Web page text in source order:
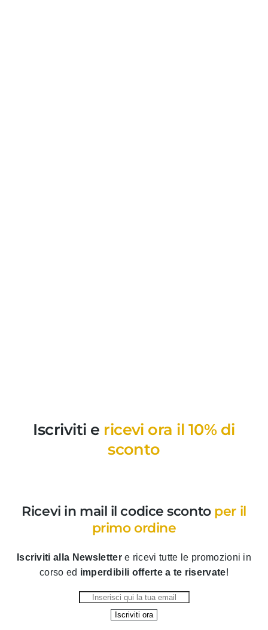
Iscriviti e ricevi ora il 10% di
sconto
Ricevi in mail il codice sconto per il
primo ordine
Iscriviti alla Newslettere ricevi tutte le promozioni in
corso ed imperdibili offerte a te riservate!